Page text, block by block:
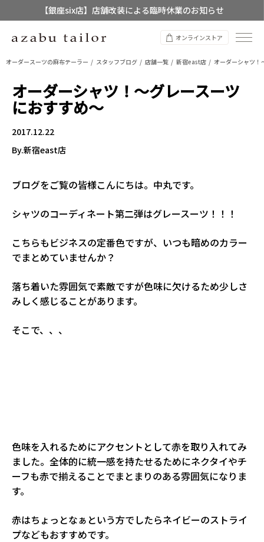
【銀座six店】店舗改装による臨時休業のお知らせ
【店舗限定】レディースオーダースーツ
オンラインストア
オーダースーツの麻布テーラー スタッフブログ 店舗一覧 新宿east店 オーダーシャツ！
オーダーシャツ！～グレースーツ
におすすめ～
2017.12.22
By.新宿east店
ブログをご覧の皆様こんにちは。中丸です。
シャツのコーディネート第二弾はグレースーツ！！！
こちらもビジネスの定番色ですが、いつも暗めのカラー
でまとめていませんか？
落ち着いた雰囲気で素敵ですが色味に欠けるため少しさ
みしく感じることがあります。
そこで、、、
色味を入れるためにアクセントとして赤を取り入れてみ
ました。全体的に統一感を持たせるためにネクタイやチ
ーフも赤で揃えることでまとまりのある雰囲気になりま
す。
赤はちょっとなぁという方でしたらネイビーのストライ
プなどもおすすめです。